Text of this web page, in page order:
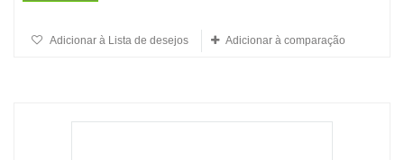
Adicionar à Lista de desejos Adicionar à comparação